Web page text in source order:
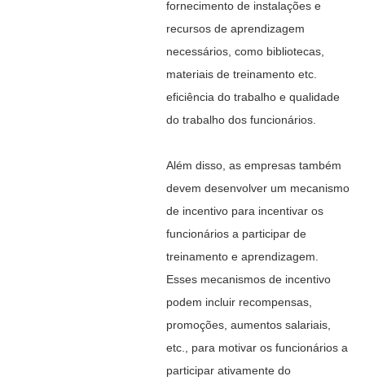
fornecimento de instalações e
recursos de aprendizagem
necessários, como bibliotecas,
materiais de treinamento etc.
eficiência do trabalho e qualidade
do trabalho dos funcionários.
Além disso, as empresas também
devem desenvolver um mecanismo
de incentivo para incentivar os
funcionários a participar de
treinamento e aprendizagem.
Esses mecanismos de incentivo
podem incluir recompensas,
promoções, aumentos salariais,
etc., para motivar os funcionários a
participar ativamente do